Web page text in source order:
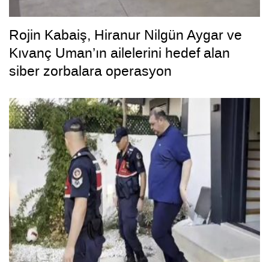
Rojin Kabaiş, Hiranur Nilgün Aygar ve
Kıvanç Uman’ın ailelerini hedef alan
siber zorbalara operasyon